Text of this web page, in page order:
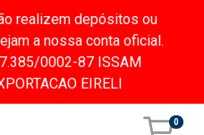
realizem depósitos ou
a nossa conta oficial.
0002-87 ISSAM
EIRELI
0